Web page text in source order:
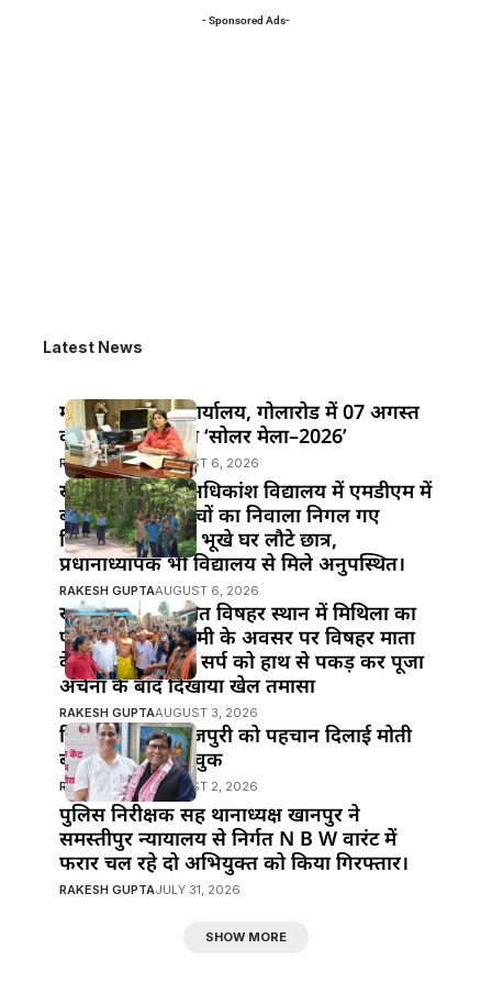
- Sponsored Ads-
Latest News
महुआ के विद्युत कार्यालय, गोलारोड में 07 अगस्त
को आयोजित होगा ‘सोलर मेला–2026’
RAKESH GUPTA AUGUST 6, 2026
खानपुर प्रखंड के अधिकांश विद्यालय में एमडीएम में
बड़ी लापरवाही!बच्चों का निवाला निगल गए
जिम्मेदार,दोपहर में भूखे घर लौटे छात्र,
प्रधानाध्यापक भी विद्यालय से मिले अनुपस्थित।
RAKESH GUPTAAUGUST 6, 2026
खानपुर बाजार स्थित विषहर स्थान में मिथिला का
पावन पर्व नाग पंचमी के अवसर पर विषहर माता
के पुजारी ने विषैले सर्प को हाथ से पकड़ कर पूजा
अर्चना के बाद दिखाया खेल तमासा
RAKESH GUPTAAUGUST 3, 2026
हिंदी सिनेमा में भोजपुरी को पहचान दिलाई मोती
बीए ने : मनोज भावुक
RAKESH GUPTAAUGUST 2, 2026
पुलिस निरीक्षक सह थानाध्यक्ष खानपुर ने
समस्तीपुर न्यायालय से निर्गत N B W वारंट में
फरार चल रहे दो अभियुक्त को किया गिरफ्तार।
RAKESH GUPTAJULY 31, 2026
SHOW MORE